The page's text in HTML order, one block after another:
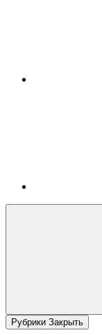
Рубрики Закрыть